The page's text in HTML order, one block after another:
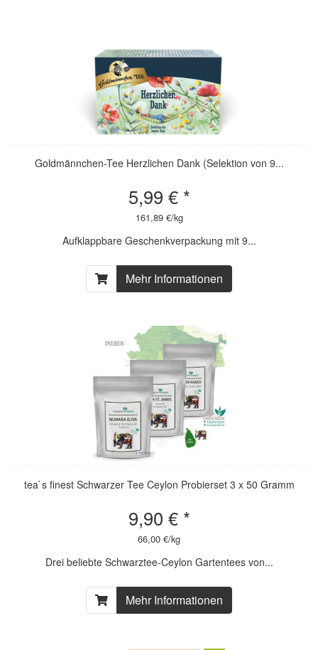
Goldmännchen-Tee Herzlichen Dank (Selektion von 9...
5,99 € *
161,89 €/kg
Aufklappbare Geschenkverpackung mit 9...
Mehr Informationen
tea`s finest Schwarzer Tee Ceylon Probierset 3 x 50 Gramm
9,90 € *
66,00 €/kg
Drei beliebte Schwarztee-Ceylon Gartentees von...
Mehr Informationen